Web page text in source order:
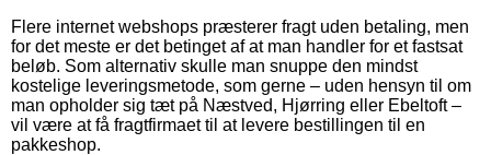
Flere internet webshops præsterer fragt uden betaling, men
for det meste er det betinget af at man handler for et fastsat
beløb. Som alternativ skulle man snuppe den mindst
kostelige leveringsmetode, som gerne – uden hensyn til om
man opholder sig tæt på Næstved, Hjørring eller Ebeltoft –
vil være at få fragtfirmaet til at levere bestillingen til en
pakkeshop.